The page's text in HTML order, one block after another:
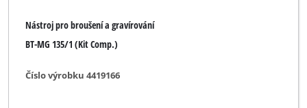
Nástroj pro broušení a gravírování
BT-MG 135/1 (Kit Comp.)
Číslo výrobku 4419166